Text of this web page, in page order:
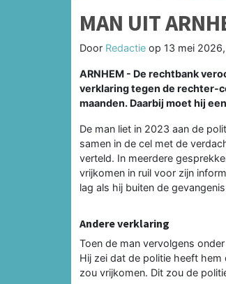
MAN UIT
Door Redactie op 13 mei
ARNHEM - De rechtbank
verklaring tegen de rechter-
maanden. Daarbij moet hij
De man liet in 2023 aan de
samen in de cel met de
verteld. In meerdere
vrijkomen in ruil voor zijn
lag als hij buiten de
Andere verklaring
Toen de man vervolgens
Hij zei dat de politie heeft
zou vrijkomen. Dit zou de